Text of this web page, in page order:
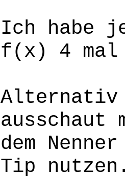
Ich habe
f(x) 4 mal
Alternativ
ausschaut
dem
Tip